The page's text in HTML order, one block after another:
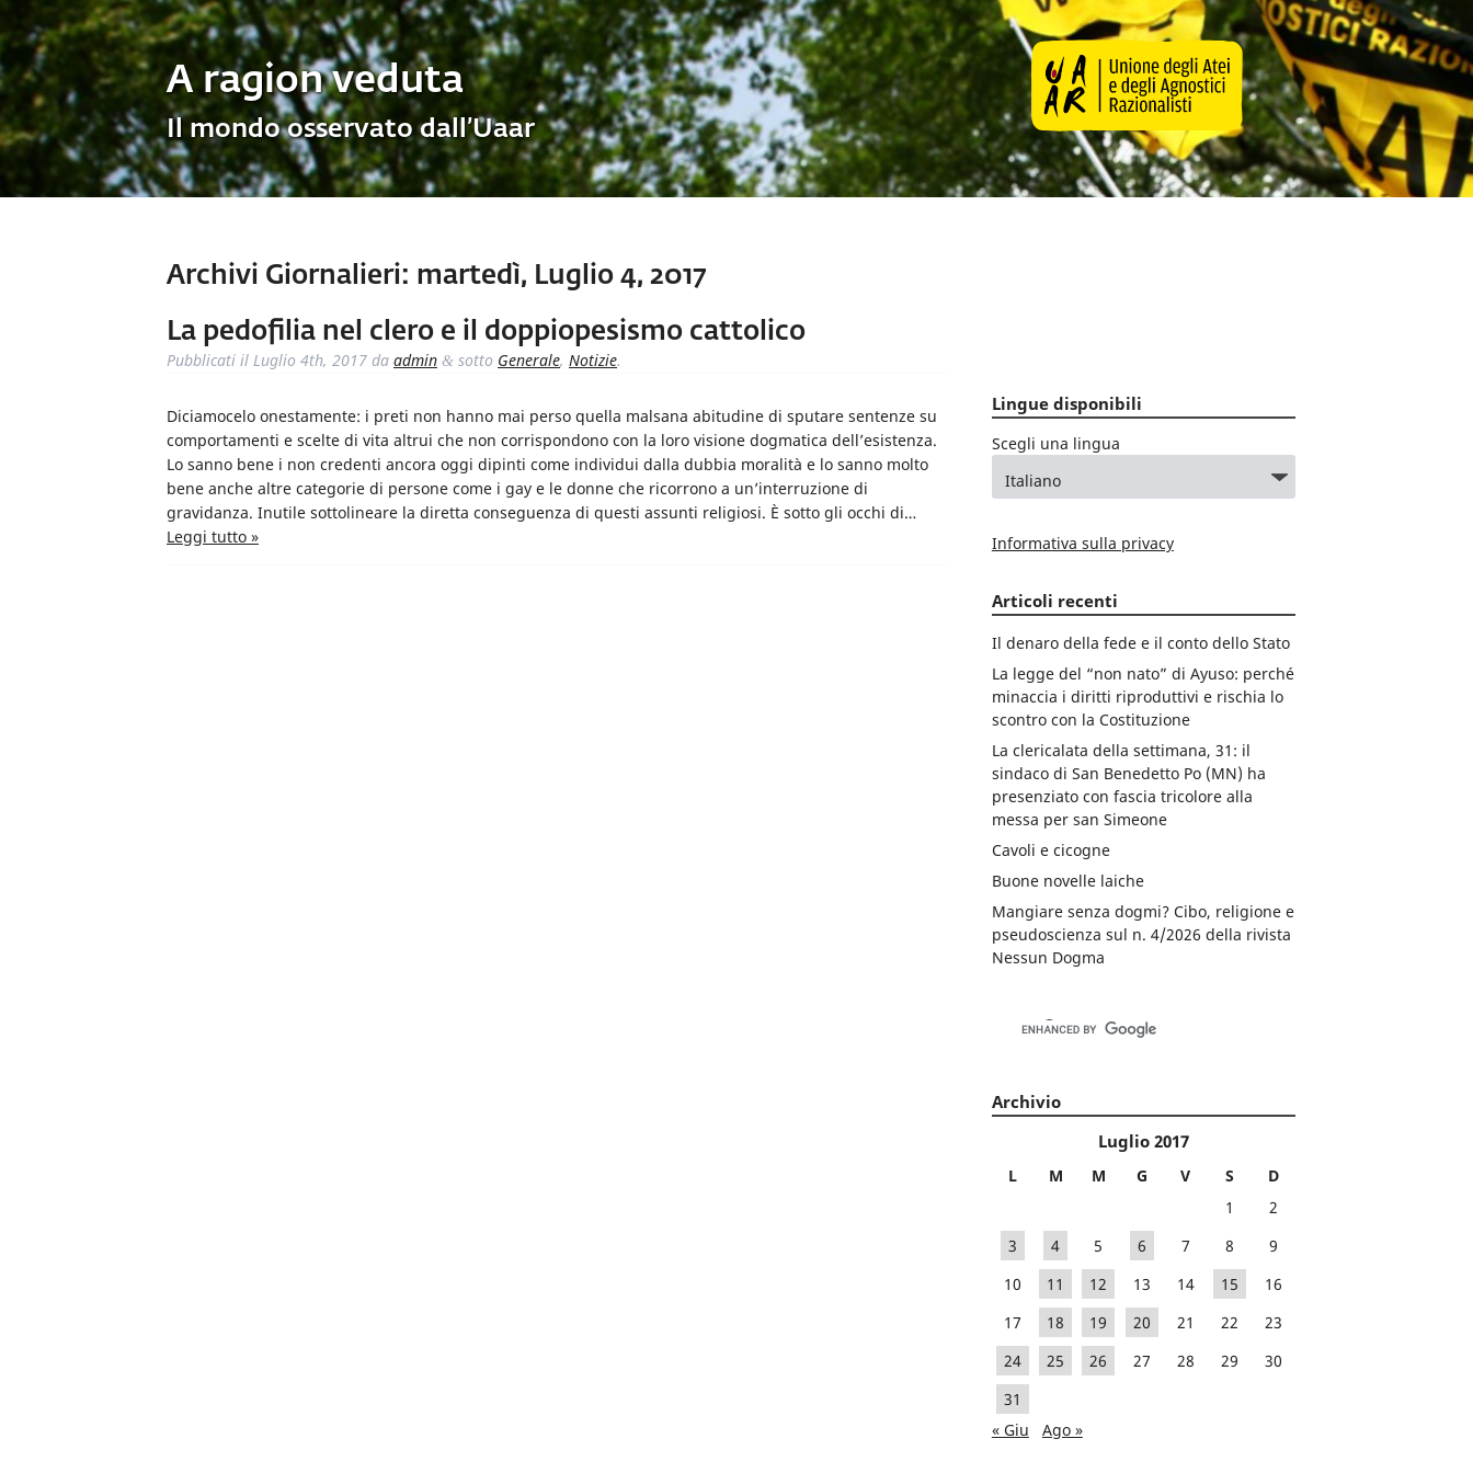
A ragion veduta
Il mondo osservato dall’Uaar
Archivi Giornalieri: martedì, Luglio 4, 2017
La pedofilia nel clero e il doppiopesismo cattolico
Pubblicati il Luglio 4th, 2017 da admin & sotto Generale, Notizie.
Diciamocelo onestamente: i preti non hanno mai perso quella malsana abitudine di sputare sentenze su
comportamenti e scelte di vita altrui che non corrispondono con la loro visione dogmatica dell’esistenza.
Lo sanno bene i non credenti ancora oggi dipinti come individui dalla dubbia moralità e lo sanno molto
bene anche altre categorie di persone come i gay e le donne che ricorrono a un’interruzione di
gravidanza. Inutile sottolineare la diretta conseguenza di questi assunti religiosi. È sotto gli occhi di…
Leggi tutto »
Lingue disponibili
Scegli una lingua
Informativa sulla privacy
Articoli recenti
Il denaro della fede e il conto dello Stato
La legge del “non nato” di Ayuso: perché
minaccia i diritti riproduttivi e rischia lo
scontro con la Costituzione
La clericalata della settimana, 31: il
sindaco di San Benedetto Po (MN) ha
presenziato con fascia tricolore alla
messa per san Simeone
Cavoli e cicogne
Buone novelle laiche
Mangiare senza dogmi? Cibo, religione e
pseudoscienza sul n. 4/2026 della rivista
Nessun Dogma
Archivio
Luglio 2017
L M M G V S
D
1
2
3
4 5 6 7 8
9
10
11 12 13 14 15
16
17
18 19 20 21 22
23
24
25 26 27 28 29
30
31
« Giu
Ago »